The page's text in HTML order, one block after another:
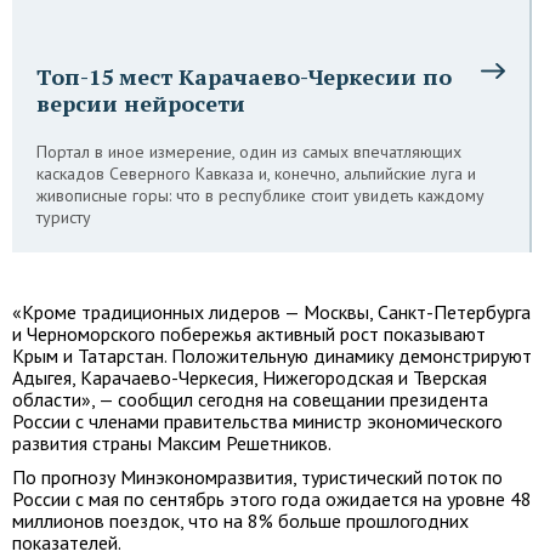
Топ-15 мест Карачаево-Черкесии по
версии нейросети
Портал в иное измерение, один из самых впечатляющих
каскадов Северного Кавказа и, конечно, альпийские луга и
живописные горы: что в республике стоит увидеть каждому
туристу
«Кроме традиционных лидеров — Москвы, Санкт-Петербурга
и Черноморского побережья активный рост показывают
Крым и Татарстан. Положительную динамику демонстрируют
Адыгея, Карачаево-Черкесия, Нижегородская и Тверская
области», — сообщил сегодня на совещании президента
России с членами правительства министр экономического
развития страны Максим Решетников.
По прогнозу Минэкономразвития, туристический поток по
России с мая по сентябрь этого года ожидается на уровне 48
миллионов поездок, что на 8% больше прошлогодних
показателей.